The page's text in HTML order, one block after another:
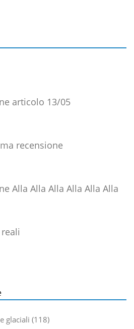
articolo 13/05
recensione
Alla Alla Alla Alla Alla Alla
glaciali 118